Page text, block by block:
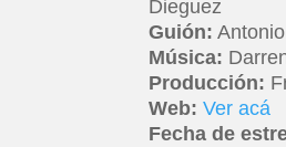
Dieguez
Guión:
Música:
Producción:
Web: Ver acá
Fecha de